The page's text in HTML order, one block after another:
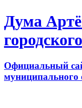
Дума
Официальный
муниципального